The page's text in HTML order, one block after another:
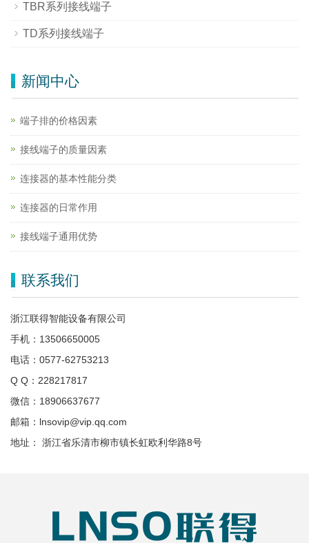
TBR系列接线端子
TD系列接线端子
新闻中心
端子排的价格因素
接线端子的质量因素
连接器的基本性能分类
连接器的日常作用
接线端子通用优势
联系我们
浙江联得智能设备有限公司
手机：13506650005
电话：0577-62753213
Q Q：228217817
微信：18906637677
邮箱：lnsovip@vip.qq.com
地址： 浙江省乐清市柳市镇长虹欧利华路8号